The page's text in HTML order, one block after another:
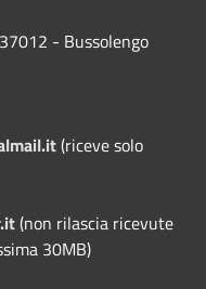
- Bussolengo
(riceve solo
(non rilascia ricevute
30MB)